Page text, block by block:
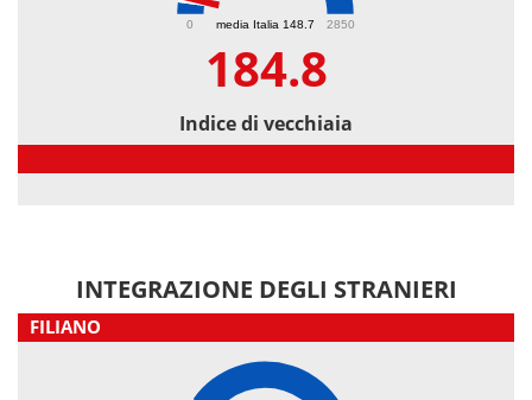
media Italia 148.7
0 2850
184.8
Indice di vecchiaia
INTEGRAZIONE DEGLI STRANIERI
FILIANO